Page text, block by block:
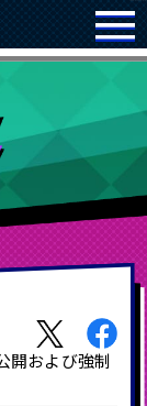
開および強制